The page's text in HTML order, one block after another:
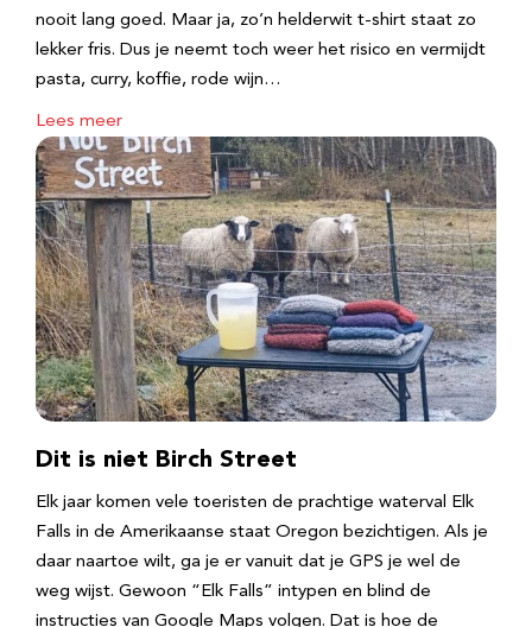
nooit lang goed. Maar ja, zo’n helderwit t-shirt staat zo
lekker fris. Dus je neemt toch weer het risico en vermijdt
pasta, curry, koffie, rode wijn…
Lees meer
Dit is niet Birch Street
Elk jaar komen vele toeristen de prachtige waterval Elk
Falls in de Amerikaanse staat Oregon bezichtigen. Als je
daar naartoe wilt, ga je er vanuit dat je GPS je wel de
weg wijst. Gewoon “Elk Falls” intypen en blind de
instructies van Google Maps volgen. Dat is hoe de